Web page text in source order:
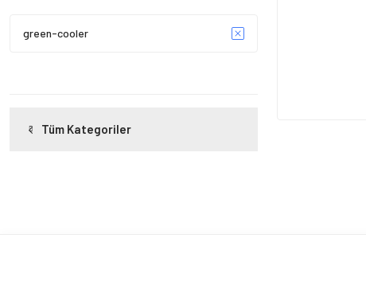
green-cooler
Tüm Kategoriler